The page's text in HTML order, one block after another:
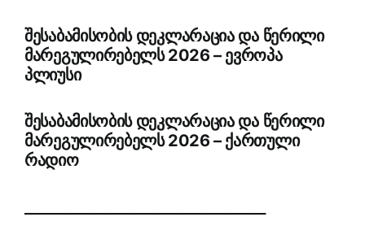
შესაბამისობის დეკლარაცია და წერილი
მარეგულირებელს 2026 – ევროპა
პლიუსი
შესაბამისობის დეკლარაცია და წერილი
მარეგულირებელს 2026 – ქართული
რადიო